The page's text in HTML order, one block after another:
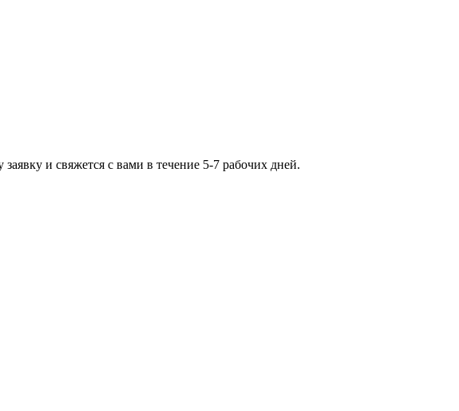
и свяжется с вами в течение 5-7 рабочих дней.